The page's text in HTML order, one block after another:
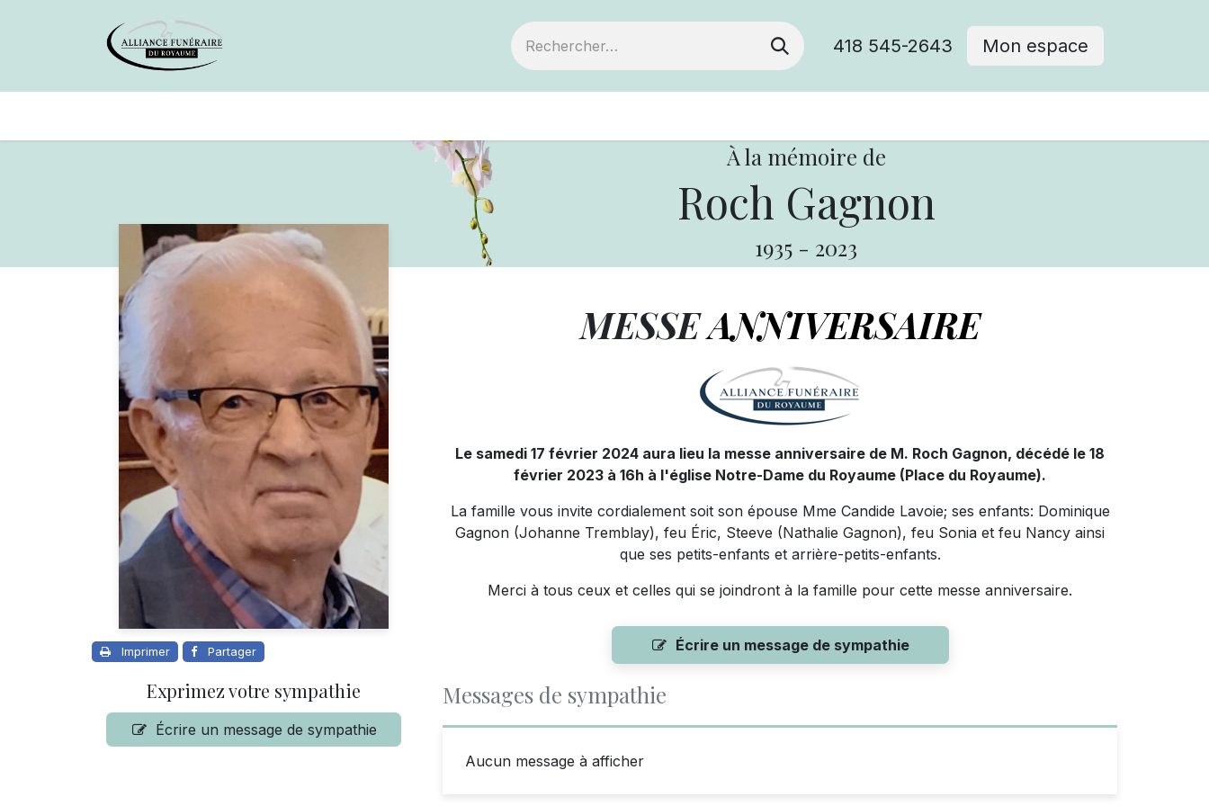
418 545-2643 Mon espace
À la mémoire de
Roch Gagnon
1935 - 2023
Imprimer Partager
Exprimez votre sympathie
Écrire un message de sympathie
MESSEANNIVERSAIRE
Le samedi 17 février 2024 aura lieu la messe anniversaire de M. Roch Gagnon, décédé le 18
février 2023 à 16h à l'église Notre-Dame du Royaume (Place du Royaume).
La famille vous invite cordialement soit son épouse Mme Candide Lavoie; ses enfants: Dominique
Gagnon (Johanne Tremblay), feu Éric, Steeve (Nathalie Gagnon), feu Sonia et feu Nancy ainsi
que ses petits-enfants et arrière-petits-enfants.
Merci à tous ceux et celles qui se joindront à la famille pour cette messe anniversaire.
Écrire un message de sympathie
Messages de sympathie
Aucun message à afficher